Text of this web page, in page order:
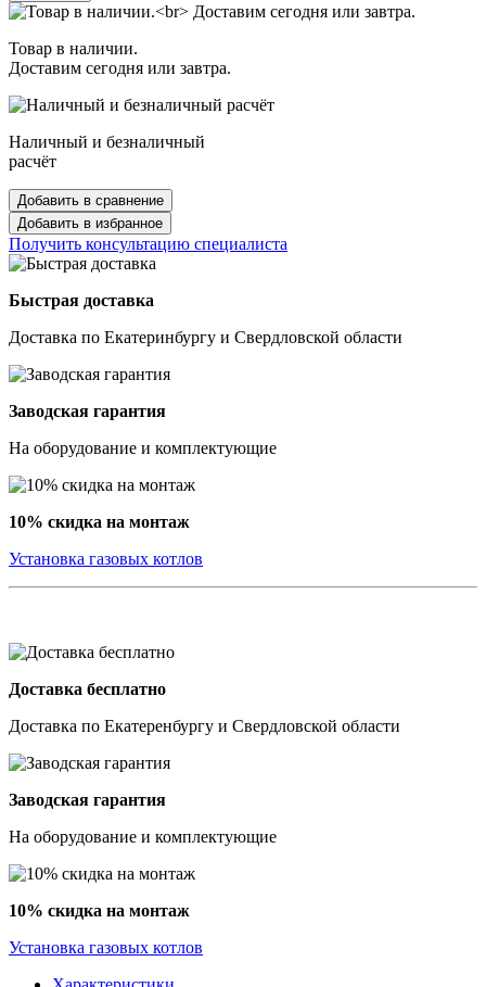
Товар в наличии.
Доставим сегодня или завтра.
Наличный и безналичный
расчёт
Добавить в сравнение
Добавить в избранное
Получить консультацию специалиста
Быстрая доставка
Доставка по Екатеринбургу и Свердловской области
Заводская гарантия
На оборудование и комплектующие
10% скидка на монтаж
Установка газовых котлов
Доставка бесплатно
Доставка по Екатеренбургу и Свердловской области
Заводская гарантия
На оборудование и комплектующие
10% скидка на монтаж
Установка газовых котлов